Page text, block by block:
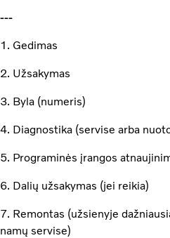
---
1. Gedimas
2. Užsakymas
3. Byla (numeris)
4. Diagnostika (servise arba
5. Programinės įrangos
6. Dalių užsakymas (jei reikia)
7. Remontas (užsienyje
namų servise)